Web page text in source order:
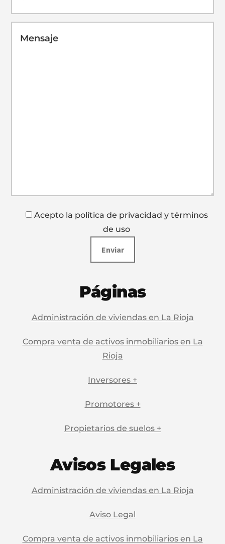
Acepto la política de privacidad y términos
de uso
Páginas
Administración de viviendas en La Rioja
Compra venta de activos inmobiliarios en La
Rioja
Inversores +
Promotores +
Propietarios de suelos +
Avisos Legales
Administración de viviendas en La Rioja
Aviso Legal
Compra venta de activos inmobiliarios en La